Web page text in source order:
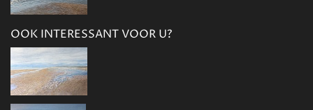
OOK INTERESSANT VOOR U?